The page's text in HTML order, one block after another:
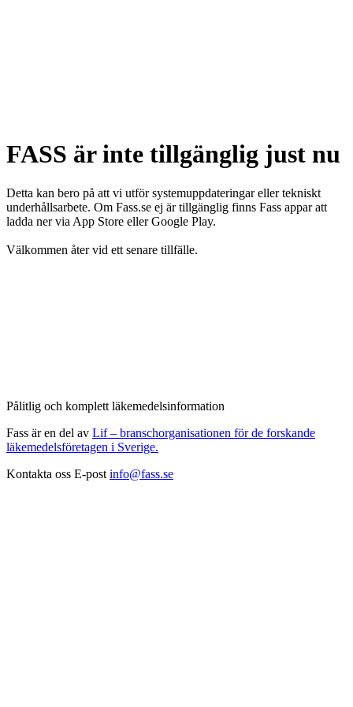
FASS är inte tillgänglig just nu
Detta kan bero på att vi utför systemuppdateringar eller tekniskt
underhållsarbete. Om Fass.se ej är tillgänglig finns Fass appar att
ladda ner via App Store eller Google Play.
Välkommen åter vid ett senare tillfälle.
Pålitlig och komplett läkemedelsinformation
Fass är en del av Lif – branschorganisationen för de forskande
läkemedelsföretagen i Sverige.
Kontakta oss E-post info@fass.se